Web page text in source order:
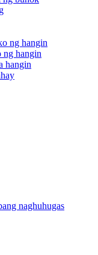
ng hangin
ng hangin
hangin
naghuhugas